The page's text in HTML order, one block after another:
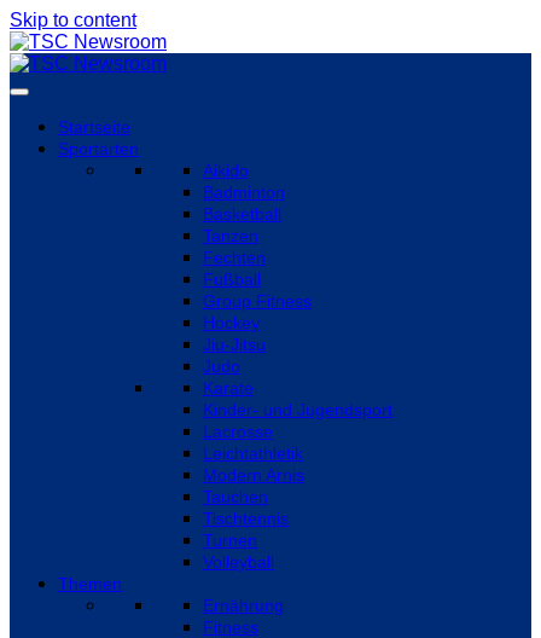
Skip to content
Startseite
Sportarten
Aikido
Badminton
Basketball
Tanzen
Fechten
Fußball
Group Fitness
Hockey
Jiu-Jitsu
Judo
Karate
Kinder- und Jugendsport
Lacrosse
Leichtathletik
Modern Arnis
Tauchen
Tischtennis
Turnen
Volleyball
Themen
Ernährung
Fitness